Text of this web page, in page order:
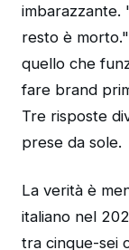
imbarazzante.
resto è
quello che
fare brand
Tre risposte
prese da sole.
La verità è
italiano nel
tra cinque-sei